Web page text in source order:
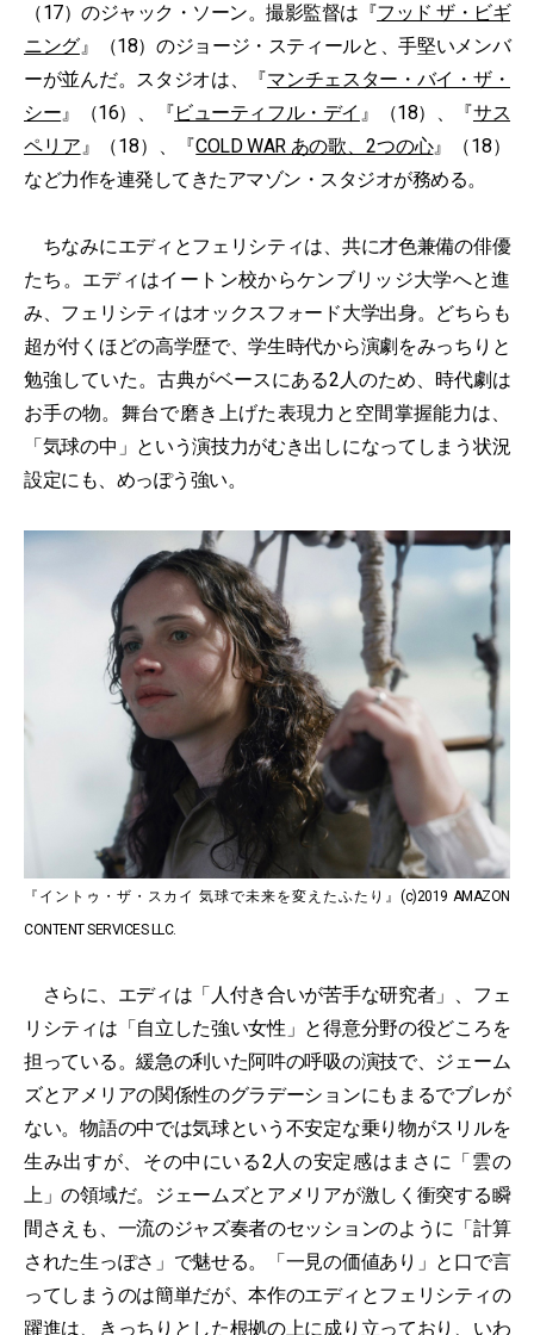
（17）のジャック・ソーン。撮影監督は『フッド ザ・ビギ
ニング』（18）のジョージ・スティールと、手堅いメンバ
ーが並んだ。スタジオは、『マンチェスター・バイ・ザ・
シー』（16）、『ビューティフル・デイ 』（18）、『サス
ペリア』（18）、『COLD WAR あの歌、2つの心』（18）
など力作を連発してきたアマゾン・スタジオが務める。
ちなみにエディとフェリシティは、共に才色兼備の俳優
たち。エディはイートン校からケンブリッジ大学へと進
み、フェリシティはオックスフォード大学出身。どちらも
超が付くほどの高学歴で、学生時代から演劇をみっちりと
勉強していた。古典がベースにある2人のため、時代劇は
お手の物。舞台で磨き上げた表現力と空間掌握能力は、
「気球の中」という演技力がむき出しになってしまう状況
設定にも、めっぽう強い。
『イントゥ・ザ・スカイ 気球で未来を変えたふたり』(c)2019 AMAZON
CONTENT SERVICES LLC.
さらに、エディは「人付き合いが苦手な研究者」、フェ
リシティは「自立した強い女性」と得意分野の役どころを
担っている。緩急の利いた阿吽の呼吸の演技で、ジェーム
ズとアメリアの関係性のグラデーションにもまるでブレが
ない。物語の中では気球という不安定な乗り物がスリルを
生み出すが、その中にいる2人の安定感はまさに「雲の
上」の領域だ。ジェームズとアメリアが激しく衝突する瞬
間さえも、一流のジャズ奏者のセッションのように「計算
された生っぽさ」で魅せる。「一見の価値あり」と口で言
ってしまうのは簡単だが、本作のエディとフェリシティの
躍進は、きっちりとした根拠の上に成り立っており、いわ